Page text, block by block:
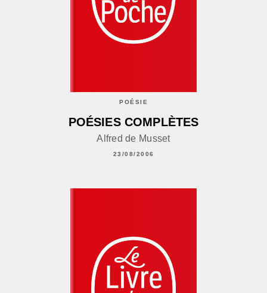
POÉSIE
POÉSIES COMPLÈTES
Alfred de Musset
23/08/2006